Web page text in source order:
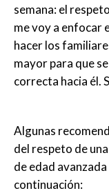
semana: el
me voy a enfocar
hacer los
mayor para que
correcta hacia él.
Algunas
del respeto de
de edad
continuación: